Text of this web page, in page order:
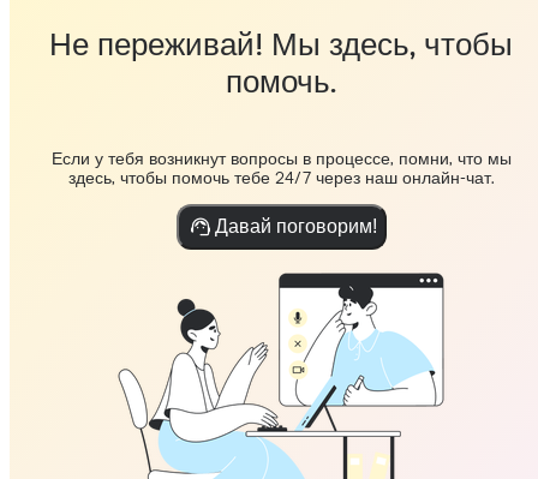
Не переживай! Мы здесь, чтобы
помочь.
Если у тебя возникнут вопросы в процессе, помни, что мы
здесь, чтобы помочь тебе 24/7 через наш онлайн-чат.
Давай поговорим!